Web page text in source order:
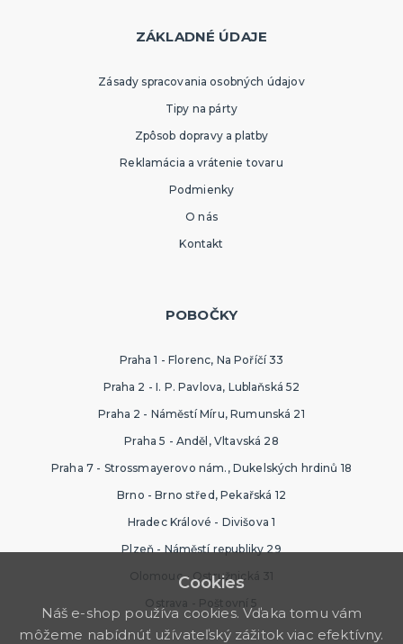
ZÁKLADNÉ ÚDAJE
Zásady spracovania osobných údajov
Tipy na párty
Zpôsob dopravy a platby
Reklamácia a vrátenie tovaru
Podmienky
O nás
Kontakt
POBOČKY
Praha 1 - Florenc, Na Poříčí 33
Praha 2 - I. P. Pavlova, Lublaňská 52
Praha 2 - Náměstí Míru, Rumunská 21
Praha 5 - Anděl, Vltavská 28
Praha 7 - Strossmayerovo nám., Dukelských hrdinů 18
Brno - Brno střed, Pekařská 12
Hradec Králové - Divišova 1
Plzeň - Náměstí republiky 29
Olomouc - Ostružnická 31
Ostrava - Poštovní 5
Cookies
Náš e-shop používa cookies. Vďaka tomu vám
môžeme nabídnúť užívateľský zážitok viac efektívny.